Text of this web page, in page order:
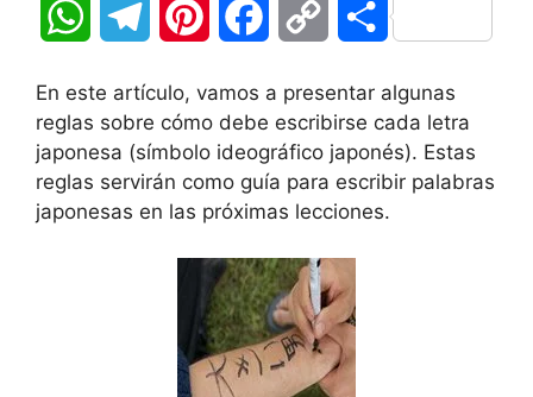
W
a
t
s
l
e
g
n
e
r
e
s
c
e
b
o
o
k
p
y
L
i
n
k
C
m
p
a
En este artículo, vamos a presentar algunas
reglas sobre cómo debe escribirse cada letra
japonesa (símbolo ideográfico japonés). Estas
reglas servirán como guía para escribir palabras
japonesas en las próximas lecciones.